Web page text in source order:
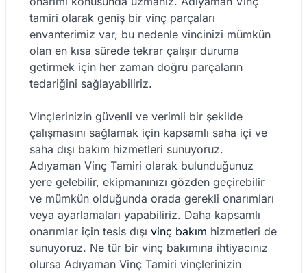
tamiri olarak geniş bir vinç parçaları
envanterimiz var, bu nedenle vincinizi mümkün
olan en kısa sürede tekrar çalışır duruma
getirmek için her zaman doğru parçaların
tedariğini sağlayabiliriz.
Vinçlerinizin güvenli ve verimli bir şekilde
çalışmasını sağlamak için kapsamlı saha içi ve
saha dışı bakım hizmetleri sunuyoruz.
Adıyaman Vinç Tamiri olarak bulunduğunuz
yere gelebilir, ekipmanınızı gözden geçirebilir
ve mümkün olduğunda orada gerekli onarımları
veya ayarlamaları yapabiliriz. Daha kapsamlı
onarımlar için tesis dışı vinç bakım hizmetleri de
sunuyoruz. Ne tür bir vinç bakımına ihtiyacınız
olursa Adıyaman Vinç Tamiri vinçlerinizin